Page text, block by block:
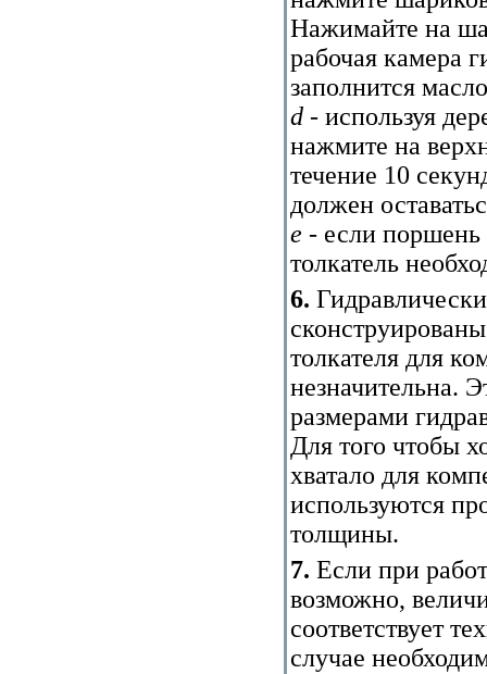
Нажимайте на
рабочая камера
заполнится
d - используя
нажмите на
течение 10
должен
e - если поршень
толкатель
6.
толкателя для
незначительна.
размерами
Для того чтобы
хватало для
используются
толщины.
7. Если при
возможно,
соответствует
случае